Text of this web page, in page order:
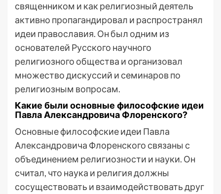
священником и как религиозный деятель
активно пропагандировал и распространял
идеи православия. Он был одним из
основателей Русского научного
религиозного общества и организовал
множество дискуссий и семинаров по
религиозным вопросам.
Какие были основные философские идеи
Павла Александровича Флоренского?
Основные философские идеи Павла
Александровича Флоренского связаны с
объединением религиозности и науки. Он
считал, что наука и религия должны
сосуществовать и взаимодействовать друг